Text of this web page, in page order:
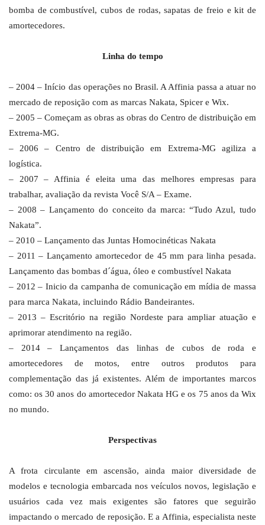
bomba de combustível, cubos de rodas, sapatas de freio e kit de
amortecedores.
Linha do tempo
– 2004 – Início das operações no Brasil. A Affinia passa a atuar no
mercado de reposição com as marcas Nakata, Spicer e Wix.
– 2005 – Começam as obras as obras do Centro de distribuição em
Extrema-MG.
– 2006 – Centro de distribuição em Extrema-MG agiliza a
logística.
– 2007 – Affinia é eleita uma das melhores empresas para
trabalhar, avaliação da revista Você S/A – Exame.
– 2008 – Lançamento do conceito da marca: “Tudo Azul, tudo
Nakata”.
– 2010 – Lançamento das Juntas Homocinéticas Nakata
– 2011 – Lançamento amortecedor de 45 mm para linha pesada.
Lançamento das bombas d´água, óleo e combustível Nakata
– 2012 – Inicio da campanha de comunicação em mídia de massa
para marca Nakata, incluindo Rádio Bandeirantes.
– 2013 – Escritório na região Nordeste para ampliar atuação e
aprimorar atendimento na região.
– 2014 – Lançamentos das linhas de cubos de roda e
amortecedores de motos, entre outros produtos para
complementação das já existentes. Além de importantes marcos
como: os 30 anos do amortecedor Nakata HG e os 75 anos da Wix
no mundo.
Perspectivas
A frota circulante em ascensão, ainda maior diversidade de
modelos e tecnologia embarcada nos veículos novos, legislação e
usuários cada vez mais exigentes são fatores que seguirão
impactando o mercado de reposição. E a Affinia, especialista neste